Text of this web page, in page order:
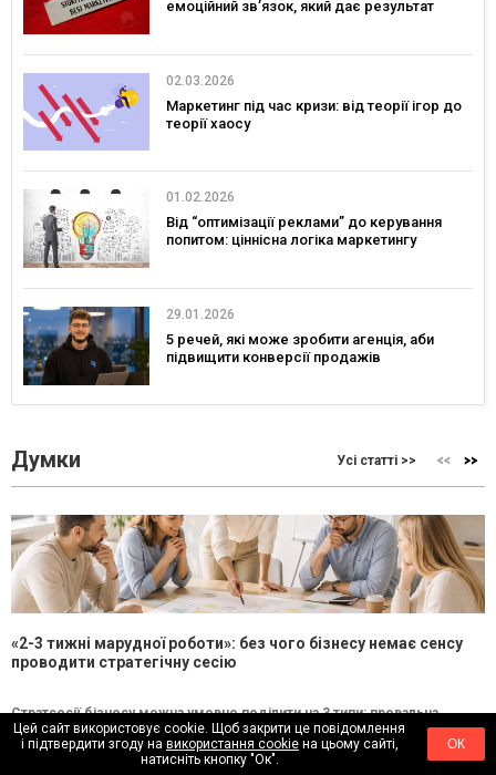
емоційний зв’язок, який дає результат
02.03.2026
Маркетинг під час кризи: від теорії ігор до
теорії хаосу
01.02.2026
Від “оптимізації реклами” до керування
попитом: ціннісна логіка маркетингу
29.01.2026
5 речей, які може зробити агенція, аби
підвищити конверсії продажів
Думки Усі статті >>
«2-3 тижні марудної роботи»: без чого бізнесу немає сенсу
проводити стратегічну сесію
Стратсесії бізнесу можна умовно поділити на 3 типи: провальна,
збалансована й трансформаційна. Провальна — це «рефлексія під
канапе» без результату....
Цей сайт використовує cookie. Щоб закрити це повідомлення
і підтвердити згоду на використання cookieна цьому сайті,
натисніть кнопку "Ок".
ОК